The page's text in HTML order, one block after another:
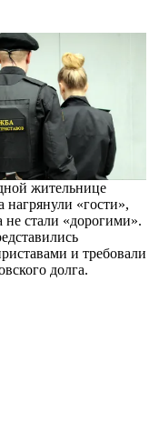
жительнице
нагрянули «гости»,
не стали «дорогими».
и требовали
долга.